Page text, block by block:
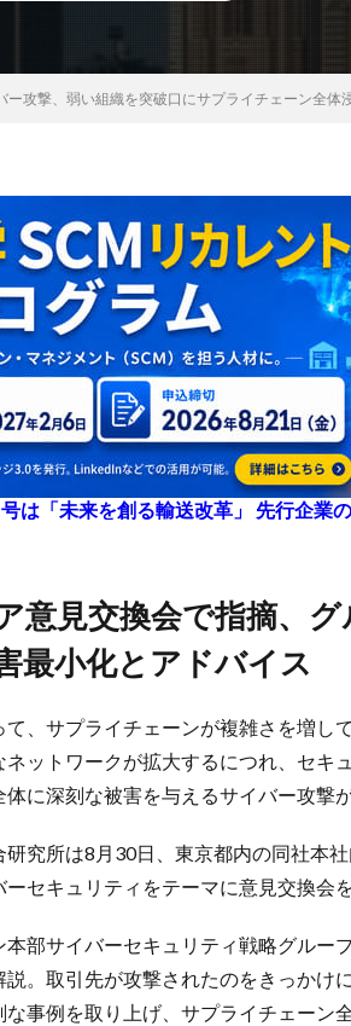
ー攻撃、弱い組織を突破口にサプライチェーン全体
は「未来を創る輸送改革」 先行企業
最小化とアドバイス
、サプライチェーンが複雑さを増し
ットワークが拡大するにつれ、セキ
に深刻な被害を与えるサイバー攻撃
究所は8月30日、東京都内の同社本
セキュリティをテーマに意見交換会を
部サイバーセキュリティ戦略グルー
。取引先が攻撃されたのをきっかけ
事例を取り上げ、サプライチェーン